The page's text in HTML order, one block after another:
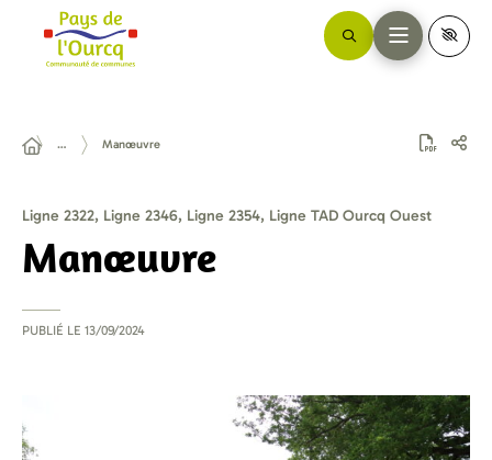
… Manœuvre
Ligne 2322, Ligne 2346, Ligne 2354, Ligne TAD Ourcq Ouest
Manœuvre
PUBLIÉ LE 13/09/2024